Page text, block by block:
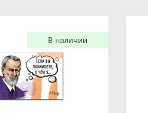
В наличии